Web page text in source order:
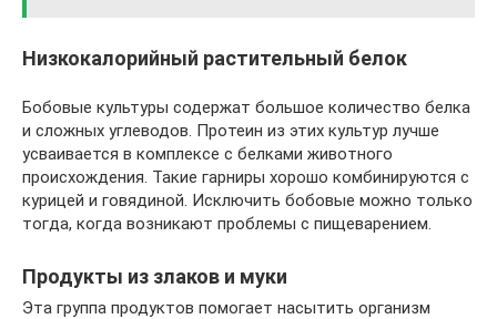
Низкокалорийный растительный белок
Бобовые культуры содержат большое количество белка
и сложных углеводов. Протеин из этих культур лучше
усваивается в комплексе с белками животного
происхождения. Такие гарниры хорошо комбинируются с
курицей и говядиной. Исключить бобовые можно только
тогда, когда возникают проблемы с пищеварением.
Продукты из злаков и муки
Эта группа продуктов помогает насытить организм